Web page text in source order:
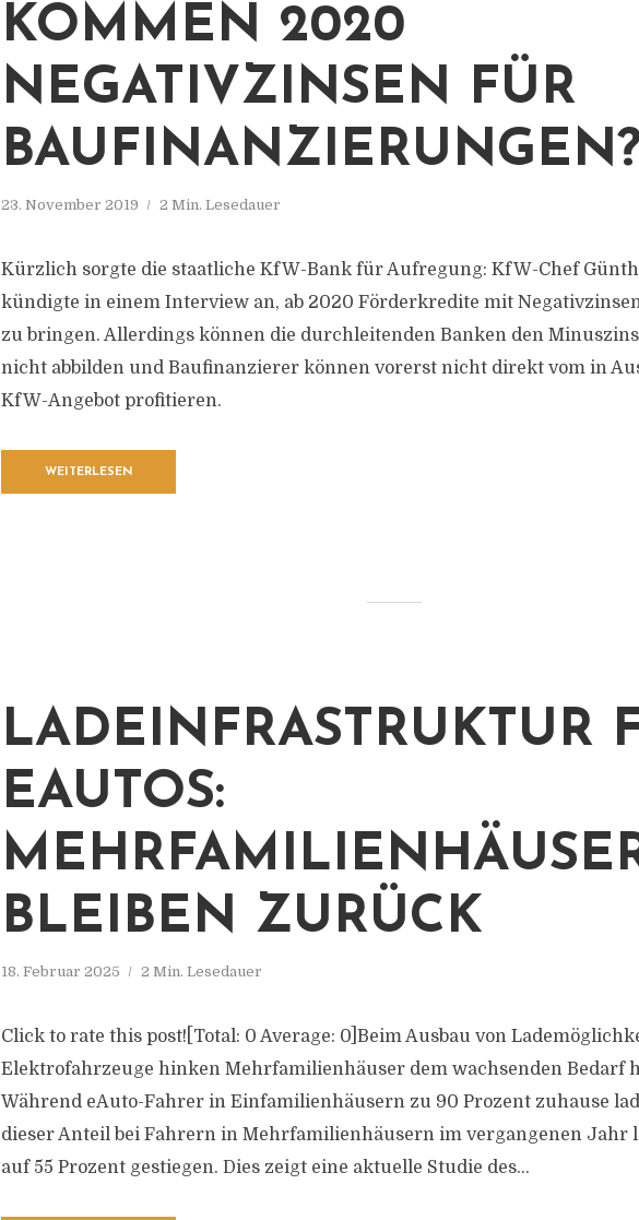
KOMMEN 2020
NEGATIVZINSEN FÜR
23. November 2019 2 Min. Lesedauer
Kürzlich sorgte die staatliche KfW-Bank für Aufregung: KfW-Chef
kündigte in einem Interview an, ab 2020 Förderkredite mit
zu bringen. Allerdings können die durchleitenden Banken den
nicht abbilden und Baufinanzierer können vorerst nicht direkt vom in
KfW-Angebot profitieren.
WEITERLESEN
LADEINFRASTRUKTUR
EAUTOS:
BLEIBEN ZURÜCK
18. Februar 2025 2 Min. Lesedauer
Click to rate this post![Total: 0 Average: 0]Beim Ausbau von
Elektrofahrzeuge hinken Mehrfamilienhäuser dem wachsenden Bedarf
Während eAuto-Fahrer in Einfamilienhäusern zu 90 Prozent zuhause
dieser Anteil bei Fahrern in Mehrfamilienhäusern im vergangenen Jahr
auf 55 Prozent gestiegen. Dies zeigt eine aktuelle Studie des...